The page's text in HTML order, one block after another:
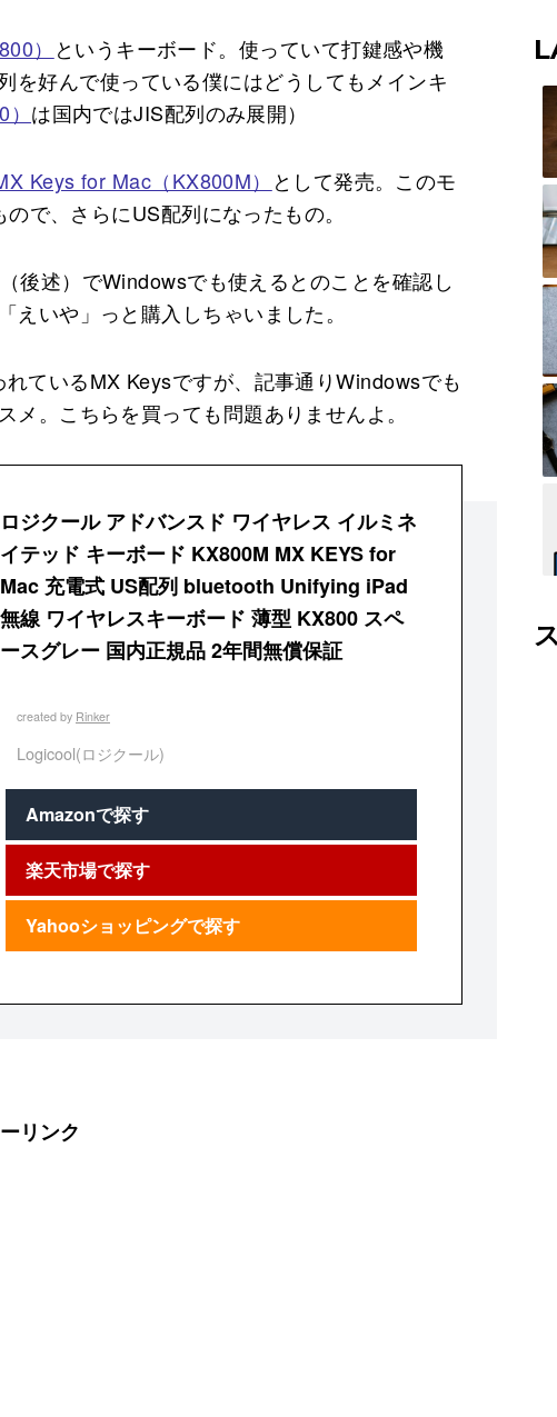
） というキーボード。使っていて打鍵感や機
を好んで使っている僕にはどうしてもメインキ
は国内ではJIS配列のみ展開）
Keys for Mac（KX800M） として発売。このモ
で、さらにUS配列になったもの。
後述）でWindowsでも使えるとのことを確認し
えいや」っと購入しちゃいました。
ているMX Keysですが、記事通りWindowsでも
。こちらを買っても問題ありませんよ。
ロジクール アドバンスド ワイヤレス イルミネ
イテッド キーボード KX800M MX KEYS for
Mac 充電式 US配列 bluetooth Unifying iPad
無線 ワイヤレスキーボード 薄型 KX800 スペ
ースグレー 国内正規品 2年間無償保証
created by Rinker
Logicool(ロジクール)
Amazonで探す
楽天市場で探す
Yahooショッピングで探す
リンク